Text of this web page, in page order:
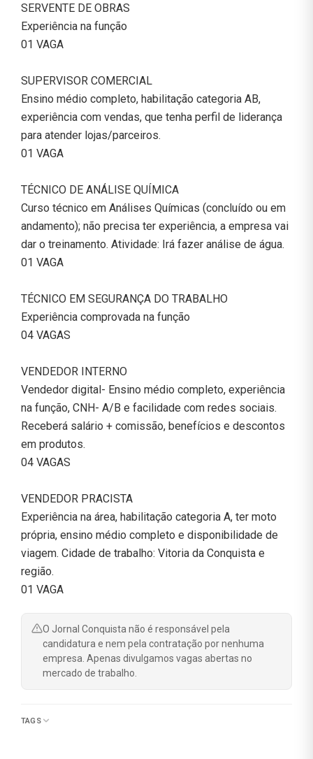
SERVENTE DE OBRAS
Experiência na função
01 VAGA
SUPERVISOR COMERCIAL
Ensino médio completo, habilitação categoria AB,
experiência com vendas, que tenha perfil de liderança
para atender lojas/parceiros.
01 VAGA
TÉCNICO DE ANÁLISE QUÍMICA
Curso técnico em Análises Químicas (concluído ou em
andamento); não precisa ter experiência, a empresa vai
dar o treinamento. Atividade: Irá fazer análise de água.
01 VAGA
TÉCNICO EM SEGURANÇA DO TRABALHO
Experiência comprovada na função
04 VAGAS
VENDEDOR INTERNO
Vendedor digital- Ensino médio completo, experiência
na função, CNH- A/B e facilidade com redes sociais.
Receberá salário + comissão, benefícios e descontos
em produtos.
04 VAGAS
VENDEDOR PRACISTA
Experiência na área, habilitação categoria A, ter moto
própria, ensino médio completo e disponibilidade de
viagem. Cidade de trabalho: Vitoria da Conquista e
região.
01 VAGA
O Jornal Conquista não é responsável pela
candidatura e nem pela contratação por nenhuma
empresa. Apenas divulgamos vagas abertas no
mercado de trabalho.
TAGS